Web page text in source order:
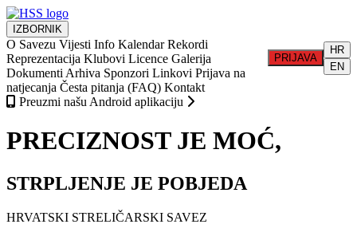
IZBORNIK
O Savezu Vijesti Info Kalendar Rekordi
Reprezentacija Klubovi Licence Galerija
Dokumenti Arhiva Sponzori Linkovi Prijava na
natjecanja Česta pitanja (FAQ) Kontakt
PRIJAVA
HR
EN
Preuzmi našu Android aplikaciju
PRECIZNOST JE MOĆ,
STRPLJENJE JE POBJEDA
HRVATSKI STRELIČARSKI SAVEZ